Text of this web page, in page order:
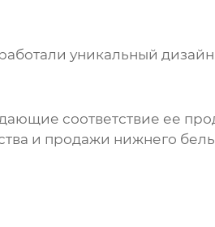
уникальный
соответствие ее
и продажи нижнего